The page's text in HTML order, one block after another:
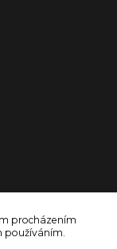
procházením
používáním.